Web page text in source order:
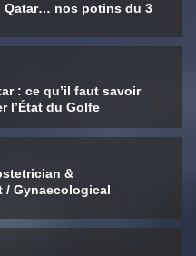
Qatar… nos potins du 3
: ce qu’il faut savoir
l’État du Golfe
&
/ Gynaecological